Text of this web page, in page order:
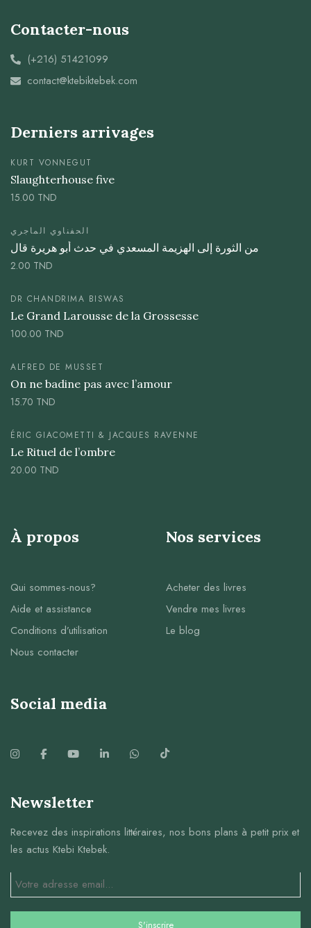
Contacter-nous
(+216) 51421099
contact@ktebiktebek.com
Derniers arrivages
KURT VONNEGUT
Slaughterhouse five
15.00 TND
الحفناوي الماجري
من الثورة إلى الهزيمة المسعدي في حدث أبو هريرة قال
2.00 TND
DR CHANDRIMA BISWAS
Le Grand Larousse de la Grossesse
100.00 TND
ALFRED DE MUSSET
On ne badine pas avec l’amour
15.70 TND
ÉRIC GIACOMETTI & JACQUES RAVENNE
Le Rituel de l’ombre
20.00 TND
À propos
Qui sommes-nous?
Aide et assistance
Conditions d’utilisation
Nous contacter
Nos services
Acheter des livres
Vendre mes livres
Le blog
Social media
Newsletter
Recevez des inspirations littéraires, nos bons plans à petit prix et
les actus Ktebi Ktebek.